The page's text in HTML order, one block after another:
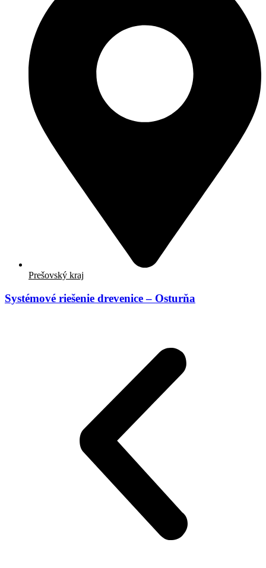
Prešovský kraj
Systémové riešenie drevenice – Osturňa